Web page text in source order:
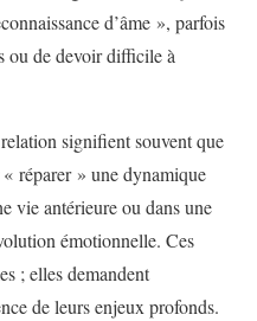
d’âme », parfois
ou de devoir difficile à
signifient souvent que
réparer » une dynamique
vie antérieure ou dans une
émotionnelle. Ces
; elles demandent
de leurs enjeux profonds.